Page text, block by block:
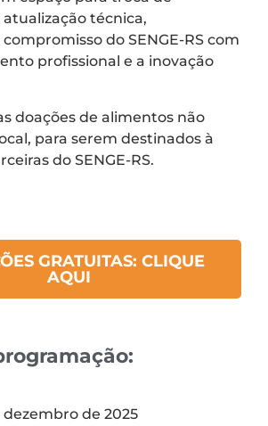
técnica,
do SENGE-RS com
profissional e a inovação
doações de alimentos não
para serem destinados à
do SENGE-RS.
GRATUITAS: CLIQUE
AQUI
dezembro de 2025